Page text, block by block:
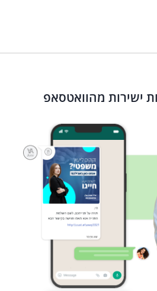
ישירות מהוואטסאפ